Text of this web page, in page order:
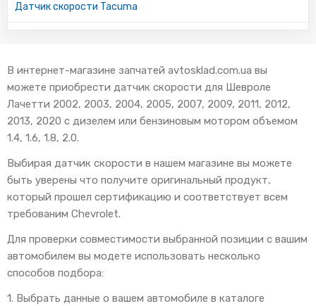
Датчик скорости Tacuma
В интернет-магазине запчатей avtosklad.com.ua вы
можете приобрести датчик скорости для Шевроле
Лачетти 2002, 2003, 2004, 2005, 2007, 2009, 2011, 2012,
2013, 2020 с дизелем или бензиновым мотором объемом
1.4, 1.6, 1.8, 2.0.
Выбирая датчик скорости в нашем магазине вы можете
быть уверены что получите оригинальный продукт,
который прошел сертификацию и соответствует всем
требованим Chevrolet.
Для проверки совместимости выбранной позиции с вашим
автомобилем вы модете использовать несколько
способов подбора:
1. Выбрать данные о вашем автомобиле в каталоге